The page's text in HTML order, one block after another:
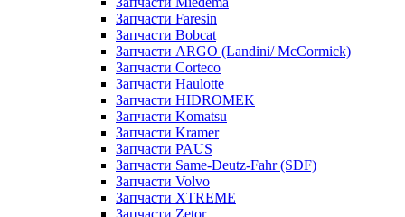
Запчасти Faresin
Запчасти Bobcat
Запчасти ARGO (Landini/ McCormick)
Запчасти Corteco
Запчасти Haulotte
Запчасти HIDROMEK
Запчасти Komatsu
Запчасти Kramer
Запчасти PAUS
Запчасти Same-Deutz-Fahr (SDF)
Запчасти Volvo
Запчасти XTREME
Запчасти Zetor